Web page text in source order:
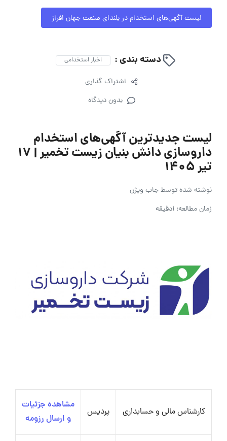
لیست آگهی‌های استخدام در بلندای صنعت جهان افراز
دسته بندی : اخبار استخدامی
اشتراک گذاری
بدون دیدگاه
لیست جدیدترین آگهی‌های استخدام
داروسازی دانش بنیان زیست تخمیر | ۱۷
تیر ۱۴۰۵
نوشته شده توسطجاب ویژن
زمان مطالعه: 1دقیقه
کارشناس مالی و حسابداری پردیس
مشاهده جزئیات
و ارسال رزومه